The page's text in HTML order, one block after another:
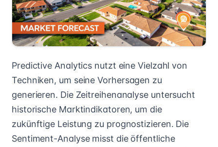
Predictive Analytics nutzt eine Vielzahl von
Techniken, um seine Vorhersagen zu
generieren. Die Zeitreihenanalyse untersucht
historische Marktindikatoren, um die
zukünftige Leistung zu prognostizieren. Die
Sentiment-Analyse misst die öffentliche